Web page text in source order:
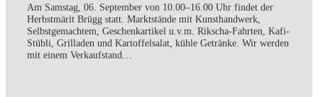
Am Samstag, 06. September von 10.00–16.00 Uhr findet der
Herbstmärit Brügg statt. Marktstände mit Kunsthandwerk,
Selbstgemachtem, Geschenkartikel u.v.m. Rikscha-Fahrten, Kafi-
Stübli, Grilladen und Kartoffelsalat, kühle Getränke. Wir werden
mit einem Verkaufstand…